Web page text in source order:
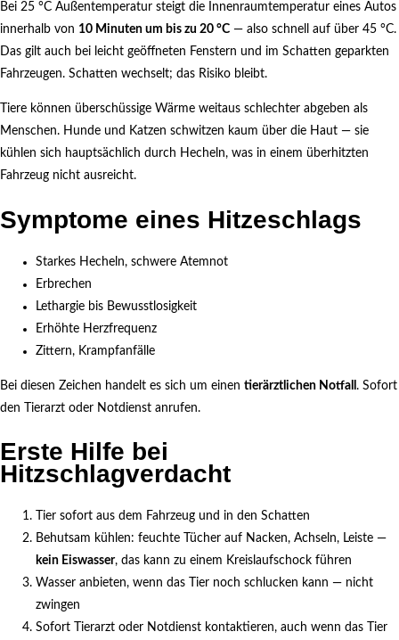
Bei 25 °C Außentemperatur steigt die Innenraumtemperatur eines Autos
innerhalb von 10 Minuten um bis zu 20 °C — also schnell auf über 45 °C.
Das gilt auch bei leicht geöffneten Fenstern und im Schatten geparkten
Fahrzeugen. Schatten wechselt; das Risiko bleibt.
Tiere können überschüssige Wärme weitaus schlechter abgeben als
Menschen. Hunde und Katzen schwitzen kaum über die Haut — sie
kühlen sich hauptsächlich durch Hecheln, was in einem überhitzten
Fahrzeug nicht ausreicht.
Symptome eines Hitzeschlags
Starkes Hecheln, schwere Atemnot
Erbrechen
Lethargie bis Bewusstlosigkeit
Erhöhte Herzfrequenz
Zittern, Krampfanfälle
Bei diesen Zeichen handelt es sich um einen tierärztlichen Notfall . Sofort
den Tierarzt oder Notdienst anrufen.
Erste Hilfe bei
Hitzschlagverdacht
Tier sofort aus dem Fahrzeug und in den Schatten
Behutsam kühlen: feuchte Tücher auf Nacken, Achseln, Leiste —
kein Eiswasser, das kann zu einem Kreislaufschock führen
Wasser anbieten, wenn das Tier noch schlucken kann — nicht
zwingen
Sofort Tierarzt oder Notdienst kontaktieren, auch wenn das Tier